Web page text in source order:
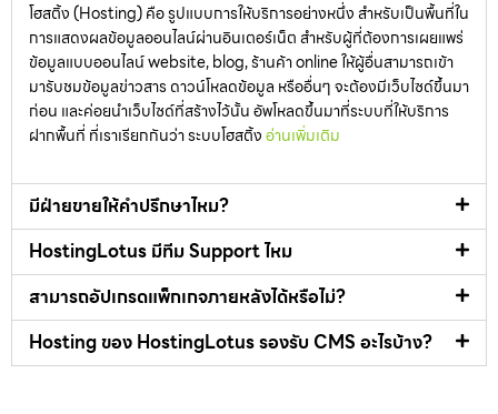
โฮสติ้ง (Hosting) คือ รูปแบบการให้บริการอย่างหนึ่ง สำหรับเป็นพื้นที่ใน
การแสดงผลข้อมูลออนไลน์ผ่านอินเตอร์เน็ต สำหรับผู้ที่ต้องการเผยแพร่
ข้อมูลแบบออนไลน์ website, blog, ร้านค้า online ให้ผู้อื่นสามารถเข้า
มารับชมข้อมูลข่าวสาร ดาวน์โหลดข้อมูล หรืออื่นๆ จะต้องมีเว็บไซด์ขึ้นมา
ก่อน และค่อยนำเว็บไซด์ที่สร้างไว้นั้น อัพโหลดขึ้นมาที่ระบบที่ให้บริการ
ฝากพื้นที่ ที่เราเรียกกันว่า ระบบโฮสติ้งอ่านเพิ่มเติม
มีฝ่ายขายให้คำปรึกษาไหม?
HostingLotus มีทีม Support ไหม
สามารถอัปเกรดแพ็กเกจภายหลังได้หรือไม่?
Hosting ของ HostingLotus รองรับ CMS อะไรบ้าง?